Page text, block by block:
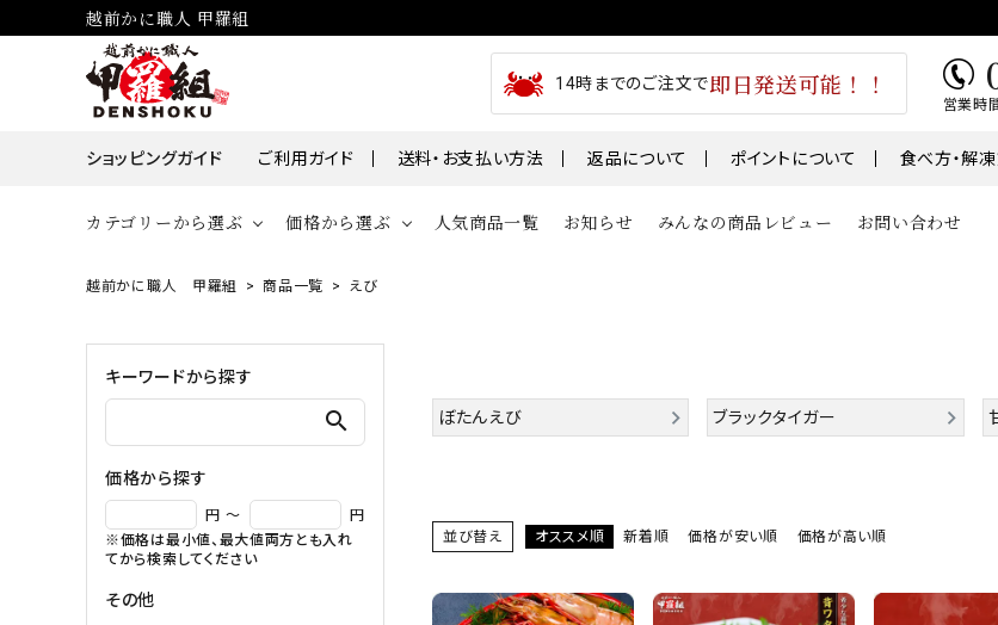
越前かに職人 甲羅組
14時までのご注文で即日発送可能！！
営業時
ショッピングガイド ご利用ガイド 送料・お支払い方法 返品について ポイントについて 食べ方・解
カテゴリーから選ぶ
ズワイガニ
毛ガニ
えび
牡蠣・カキ
イクラ
鮭・サーモン
価格から選ぶ
￥10,001～￥30,000
人気商品一覧 お知らせ みんなの商品レビュー お問い合わせ
越前かに職人 甲羅組 商品一覧 えび
キーワードから探す
search
価格から探す
円 ～
円
※価格は最小値、最大値両方とも入れ
てから検索してください
その他
ぼたんえび
ブラックタイガー
並び替え オススメ順 新着順 価格が安い順 価格が高い順